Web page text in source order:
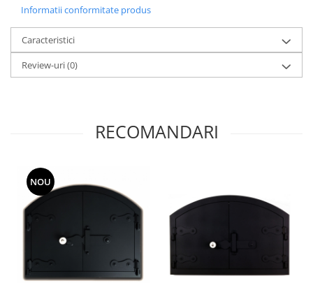
Informatii conformitate produs
Caracteristici
Review-uri(0)
RECOMANDARI
NOU